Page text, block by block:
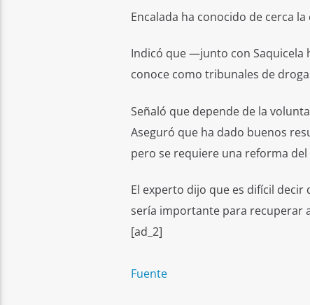
Encalada ha conocido de cerca
Indicó que —junto con Saquicela
conoce como tribunales de
Señaló que depende de la
Aseguró que ha dado buenos
pero se requiere una reforma del
El experto dijo que es difícil
sería importante para recuperar
[ad_2]
Fuente